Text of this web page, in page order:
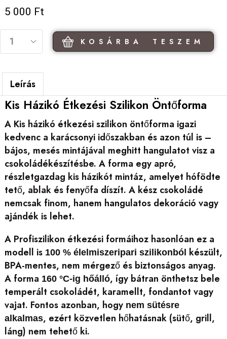
5 000 Ft
KOSÁRBA TESZEM
Leírás
Kis Házikó Étkezési Szilikon Öntőforma
A Kis házikó étkezési szilikon öntőforma igazi
kedvenc a karácsonyi időszakban és azon túl is –
bájos, mesés mintájával meghitt hangulatot visz a
csokoládékészítésbe. A forma egy apró,
részletgazdag kis házikót mintáz, amelyet hófödte
tető, ablak és fenyőfa díszít. A kész csokoládé
nemcsak finom, hanem hangulatos dekoráció vagy
ajándék is lehet.
A Profiszilikon étkezési formáihoz hasonlóan ez a
modell is 100 % élelmiszeripari szilikonból készült,
BPA-mentes, nem mérgező és biztonságos anyag.
A forma 160 °C-ig hőálló, így bátran önthetsz bele
temperált csokoládét, karamellt, fondantot vagy
vajat. Fontos azonban, hogy nem sütésre
alkalmas, ezért közvetlen hőhatásnak (sütő, grill,
láng) nem tehető ki.